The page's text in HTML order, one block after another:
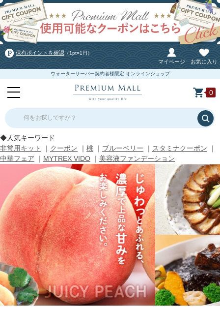
保有ポイントを確認 （1pt=1円）
マイページ お気に入り
ウォーターサーバー契約者様限定 オンラインショップ
0
何をお探しですか？
◆人気キーワード
非常用キット
｜ クーポン ｜ 桃 ｜ ブルーベリー ｜ スタミナクーポン ｜
中華フェア ｜ MYTREX VIDO ｜ 美容液ファンデーション